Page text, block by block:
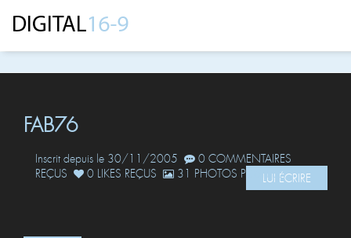
FAB76
Inscrit depuis le 30/11/2005
0 COMMENTAIRES
REÇUS
0 LIKES REÇUS 31 PHOTOS POSTÉESLUI ÉCRIRE